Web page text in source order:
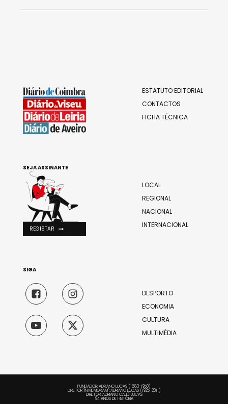
ESTATUTO EDITORIAL
CONTACTOS
FICHA TÉCNICA
LOCAL
REGIONAL
NACIONAL
INTERNACIONAL
DESPORTO
ECONOMIA
CULTURA
MULTIMÉDIA
SEJA ASSINANTE
REGISTAR
SIGA
FUNDADOR: ADRIANO LUCAS (1883-1950)
DIRETOR "IN MEMORIAM": ADRIANO LUCAS (1925-2011)
DIRETOR: ADRIANO CALLÉ LUCAS
94 ANOS DE HISTÓRIA